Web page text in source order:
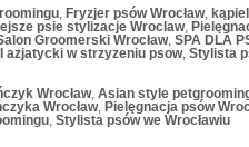
, Fryzjer psów Wrocław,
psie stylizacje Wroclaw,
Groomerski Wrocław, SPA DLA
azjatycki w strzyzeniu psow, Stylista
Wrocław, Asian style
Wrocław, Pielęgnacja psów
, Stylista psów we Wrocławiu